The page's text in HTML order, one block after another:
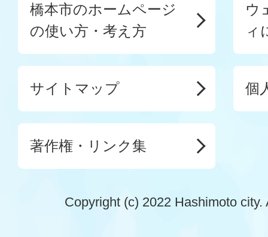
橋本市のホームページ
の使い方・考え方
ウ
ィ
サイトマップ 個
著作権・リンク集
Copyright (c) 2022 Hashimoto